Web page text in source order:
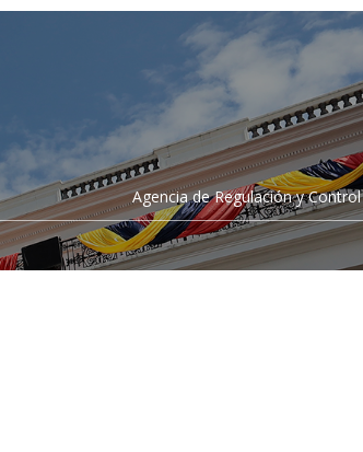
Agencia de Regulación y